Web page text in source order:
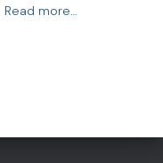
Read more…